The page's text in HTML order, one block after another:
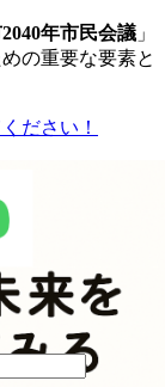
年市民会議 」
の重要な要素と
ださい！